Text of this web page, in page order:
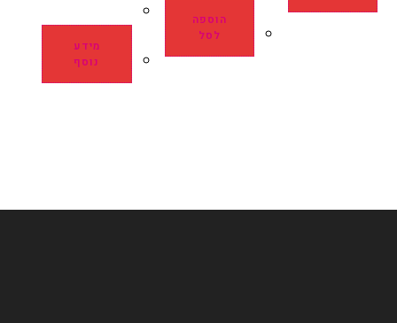
הוספה
לסל
מידע
נוסף